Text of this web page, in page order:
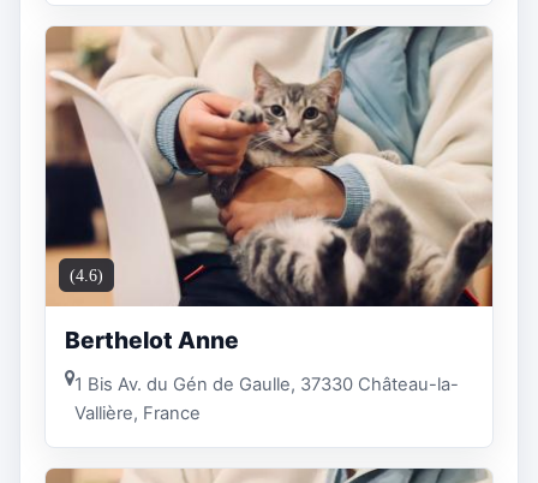
(4.6)
Berthelot Anne
1 Bis Av. du Gén de Gaulle, 37330 Château-la-
Vallière, France